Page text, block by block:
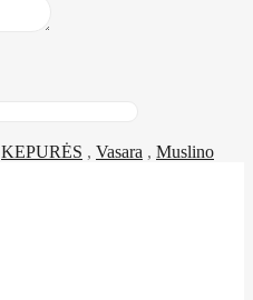
KEPURĖS , Vasara , Muslino